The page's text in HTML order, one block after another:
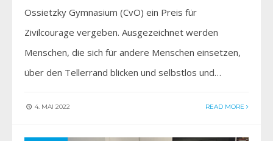
Ossietzky Gymnasium (CvO) ein Preis für
Zivilcourage vergeben. Ausgezeichnet werden
Menschen, die sich für andere Menschen einsetzen,
über den Tellerrand blicken und selbstlos und…
4. MAI 2022 READ MORE